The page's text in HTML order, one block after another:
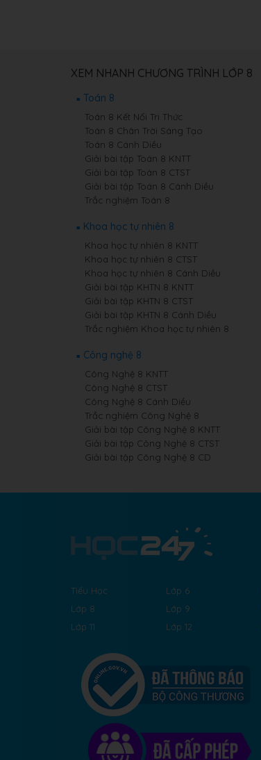
XEM NHANH CHƯƠNG TRÌNH LỚP 8
Toán 8
Toán 8 Kết Nối Tri Thức
Toán 8 Chân Trời Sáng Tạo
Toán 8 Cánh Diều
Giải bài tập Toán 8 KNTT
Giải bài tập Toán 8 CTST
Giải bài tập Toán 8 Cánh Diều
Trắc nghiệm Toán 8
Khoa học tự nhiên 8
Khoa học tự nhiên 8 KNTT
Khoa học tự nhiên 8 CTST
Khoa học tự nhiên 8 Cánh Diều
Giải bài tập KHTN 8 KNTT
Giải bài tập KHTN 8 CTST
Giải bài tập KHTN 8 Cánh Diều
Trắc nghiệm Khoa học tự nhiên 8
Công nghệ 8
Công Nghệ 8 KNTT
Công Nghệ 8 CTST
Công Nghệ 8 Cánh Diều
Trắc nghiệm Công Nghệ 8
Giải bài tập Công Nghệ 8 KNTT
Giải bài tập Công Nghệ 8 CTST
Giải bài tập Công Nghệ 8 CD
Tiểu Học Lớp 6
Lớp 8
Lớp 9
Lớp 11
Lớp 12